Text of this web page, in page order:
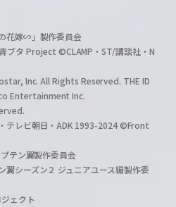
花嫁∽」製作委員会
ブタ Project ©CLAMP・ST/講談社・N
Inc. All Rights Reserved. THE ID
Entertainment Inc.
テレビ朝日・ADK 1993-2024 ©Front
テン翼製作委員会
シーズン２ ジュニアユース編製作委
ェクト